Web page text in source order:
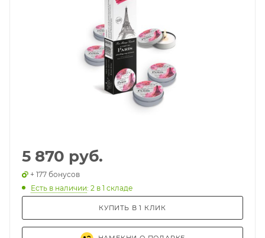
5 870 руб.
+ 177 бонусов
Есть в наличии: 2 в 1 складе
КУПИТЬ В 1 КЛИК